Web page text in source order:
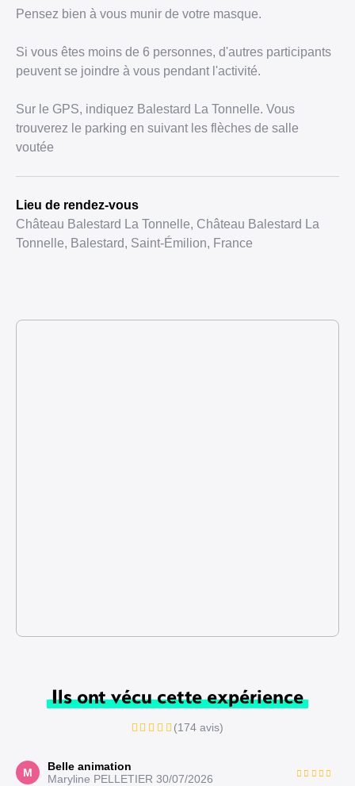
Pensez bien à vous munir de votre masque.
Si vous êtes moins de 6 personnes, d'autres participants
peuvent se joindre à vous pendant l'activité.
Sur le GPS, indiquez Balestard La Tonnelle. Vous
trouverez le parking en suivant les flèches de salle
voutée
Lieu de rendez-vous
Château Balestard La Tonnelle, Château Balestard La
Tonnelle, Balestard, Saint-Émilion, France
Ils ont vécu cette expérience
(174 avis)
M
Belle animation
Maryline PELLETIER 30/07/2026